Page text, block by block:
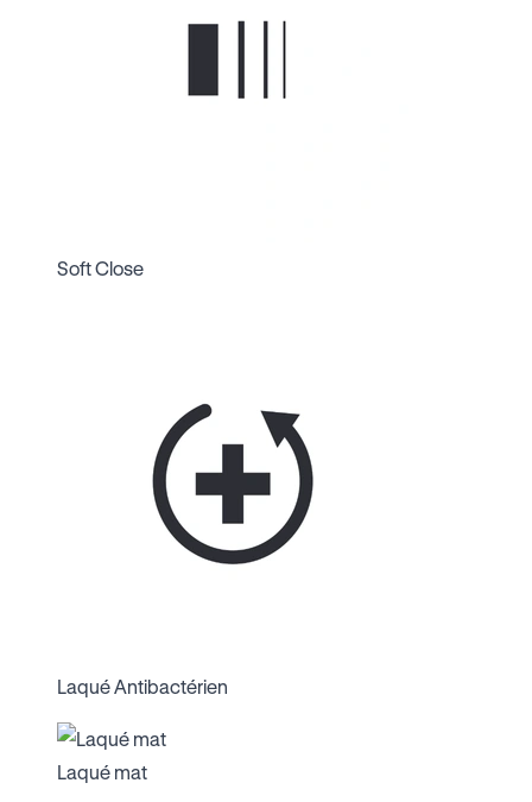
Soft Close
Laqué Antibactérien
Laqué mat